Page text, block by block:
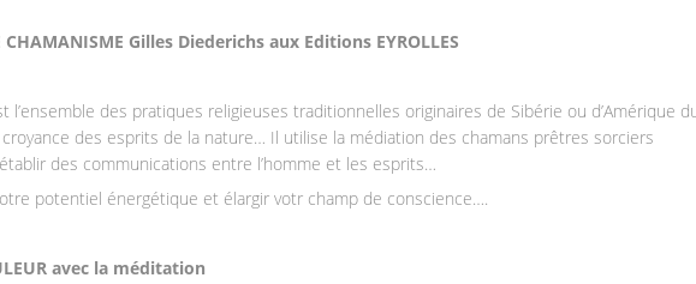
CHAMANISME Gilles Diederichs aux Editions EYROLLES
l’ensemble des pratiques religieuses traditionnelles originaires de Sibérie ou d’Amérique
des esprits de la nature… Il utilise la médiation des chamans prêtres sorciers
des communications entre l’homme et les esprits…
potentiel énergétique et élargir votr champ de conscience….
avec la méditation